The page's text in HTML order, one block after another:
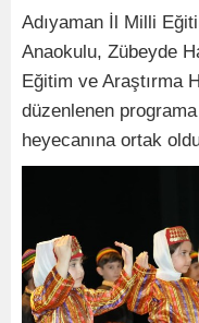
Adıyaman İl Milli
Anaokulu, Zübeyde
Eğitim ve Araştırma
düzenlenen
heyecanına ortak